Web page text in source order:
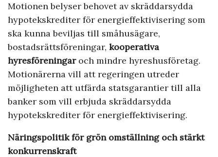
Motionen belyser behovet av skräddarsydda
hypotekskrediter för energieffektivisering som
ska kunna beviljas till småhusägare,
bostadsrättsföreningar, kooperativa
hyresföreningaroch mindre hyreshusföretag.
Motionärerna vill att regeringen utreder
möjligheten att utfärda statsgarantier till alla
banker som vill erbjuda skräddarsydda
hypotekskrediter för energieffektivisering.
Näringspolitik för grön omställning och stärkt
konkurrenskraft